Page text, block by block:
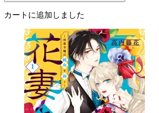
カートに追加しました